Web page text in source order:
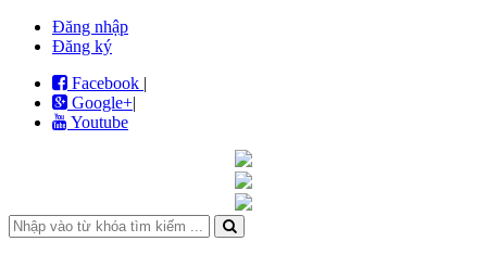
Đăng nhập
Đăng ký
Facebook |
Google+|
Youtube